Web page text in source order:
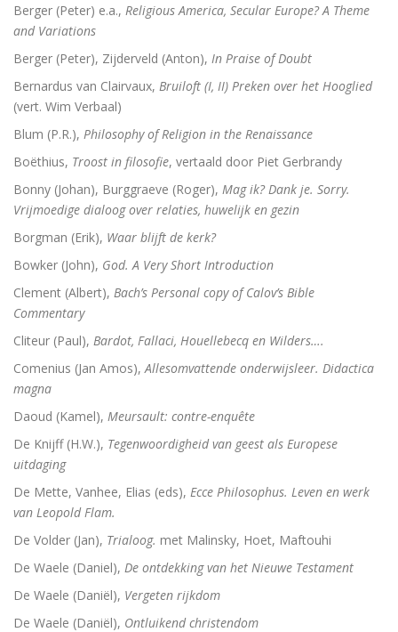
Toen onze wereld christelijk werd
Het verloren koninkrijk
Wakend over God
Martin Luther
Luther en ‘zijn Joden’
Brand Luther / Het merk ‘Luther’
Berger (Peter) e.a., Religious America, Secular Europe? A Theme
and Variations
Berger (Peter), Zijderveld (Anton), In Praise of Doubt
Bernardus van Clairvaux, Bruiloft (I, II) Preken over het Hooglied
(vert. Wim Verbaal)
Blum (P.R.), Philosophy of Religion in the Renaissance
Boëthius, Troost in filosofie, vertaald door Piet Gerbrandy
Bonny (Johan), Burggraeve (Roger), Mag ik? Dank je. Sorry.
Vrijmoedige dialoog over relaties, huwelijk en gezin
Borgman (Erik), Waar blijft de kerk?
Bowker (John), God. A Very Short Introduction
Clement (Albert), Bach’s Personal copy of Calov’s Bible
Commentary
Cliteur (Paul), Bardot, Fallaci, Houellebecq en Wilders….
Comenius (Jan Amos), Allesomvattende onderwijsleer. Didactica
magna
Daoud (Kamel), Meursault: contre-enquête
De Knijff (H.W.), Tegenwoordigheid van geest als Europese
uitdaging
De Mette, Vanhee, Elias (eds), Ecce Philosophus. Leven en werk
van Leopold Flam.
De Volder (Jan), Trialoog. met Malinsky, Hoet, Maftouhi
De Waele (Daniel), De ontdekking van het Nieuwe Testament
De Waele (Daniël), Vergeten rijkdom
De Waele (Daniël), Ontluikend christendom